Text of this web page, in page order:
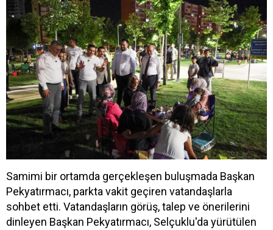
Samimi bir ortamda gerçekleşen buluşmada Başkan
Pekyatırmacı, parkta vakit geçiren vatandaşlarla
sohbet etti. Vatandaşların görüş, talep ve önerilerini
dinleyen Başkan Pekyatırmacı, Selçuklu'da yürütülen